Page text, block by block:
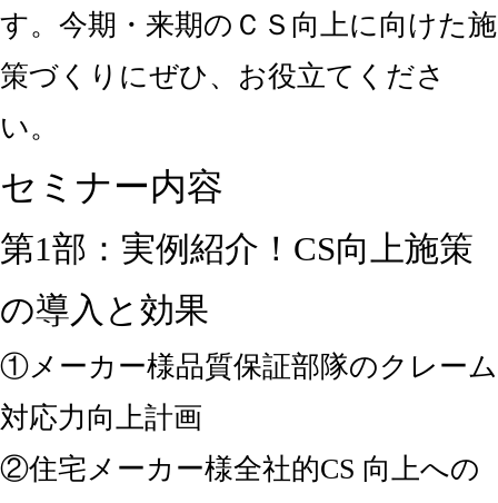
す。今期・来期のＣＳ向上に向けた施
策づくりにぜひ、お役立てくださ
い。
セミナー内容
第1部：実例紹介！CS向上施策
の導入と効果
①メーカー様品質保証部隊のクレーム
対応力向上計画
②住宅メーカー様全社的CS 向上への